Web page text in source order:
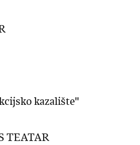
kazalište"
TEATAR